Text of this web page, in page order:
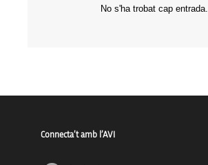
No s'ha trobat cap entrada.
Connecta’t amb l’AVI